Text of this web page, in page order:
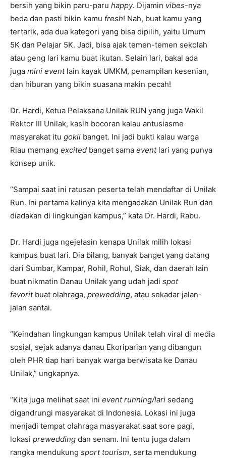
bersih yang bikin paru-paru happy. Dijamin vibes-nya
beda dan pasti bikin kamu fresh! Nah, buat kamu yang
tertarik, ada dua kategori yang bisa dipilih, yaitu Umum
5K dan Pelajar 5K. Jadi, bisa ajak temen-temen sekolah
atau geng lari kamu buat ikutan. Selain lari, bakal ada
juga mini eventlain kayak UMKM, penampilan kesenian,
dan hiburan yang bikin suasana makin pecah!
Dr. Hardi, Ketua Pelaksana Unilak RUN yang juga Wakil
Rektor III Unilak, kasih bocoran kalau antusiasme
masyarakat itu gokil banget. Ini jadi bukti kalau warga
Riau memang excited banget sama eventlari yang punya
konsep unik.
“Sampai saat ini ratusan peserta telah mendaftar di Unilak
Run. Ini pertama kalinya kita mengadakan Unilak Run dan
diadakan di lingkungan kampus,” kata Dr. Hardi, Rabu.
Dr. Hardi juga ngejelasin kenapa Unilak milih lokasi
kampus buat lari. Dia bilang, banyak banget yang datang
dari Sumbar, Kampar, Rohil, Rohul, Siak, dan daerah lain
buat nikmatin Danau Unilak yang udah jadi spot
favoritbuat olahraga, prewedding, atau sekadar jalan-
jalan santai.
“Keindahan lingkungan kampus Unilak telah viral di media
sosial, sejak adanya danau Ekoriparian yang dibangun
oleh PHR tiap hari banyak warga berwisata ke Danau
Unilak,” ungkapnya.
“Kita juga melihat saat ini event running/lari sedang
digandrungi masyarakat di Indonesia. Lokasi ini juga
menjadi tempat olahraga masyarakat saat sore pagi,
lokasi prewedding dan senam. Ini tentu juga dalam
rangka mendukung sport tourism, serta mendukung